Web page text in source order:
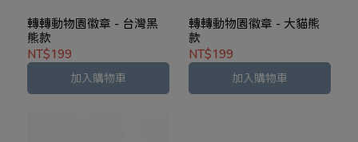
轉轉動物園徽章 - 台灣黑
熊款
NT$199
加入購物車
轉轉動物園徽章 - 大貓熊
款
NT$199
加入購物車